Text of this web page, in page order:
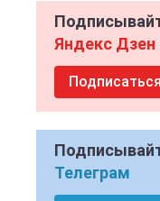
Яндекс Дзен
Подписаться
Телеграм